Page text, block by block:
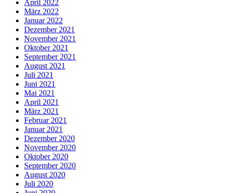
April 2022
März 2022
Januar 2022
Dezember 2021
November 2021
Oktober 2021
September 2021
August 2021
Juli 2021
Juni 2021
Mai 2021
April 2021
März 2021
Februar 2021
Januar 2021
Dezember 2020
November 2020
Oktober 2020
September 2020
August 2020
Juli 2020